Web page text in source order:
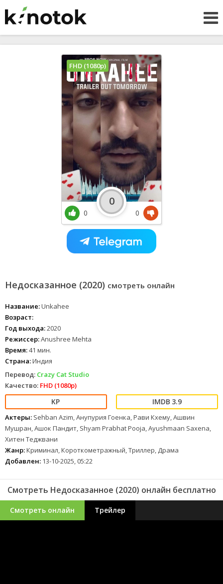
Недосказанное (2020) смотреть онлайн
Название:Unkahee
Возраст:
Год выхода:2020
Режиссер:Anushree Mehta
Время:41 мин.
Страна:Индия
Перевод: Crazy Cat Studio
Качество: FHD (1080p)
3.9
Актеры: Sehban Azim, Анупурия Гоенка, Рави Кхему, Ашвин
Мушран, Ашок Пандит, Shyam Prabhat Pooja, Ayushmaan Saxena,
Хитен Теджвани
Жанр:Криминал, Короткометражный, Триллер, Драма
Добавлен: 13-10-2025, 05:22
FHD (1080p)
0
0
0
Смотреть Недосказанное (2020) онлайн бесплатно
Смотреть онлайн Трейлер